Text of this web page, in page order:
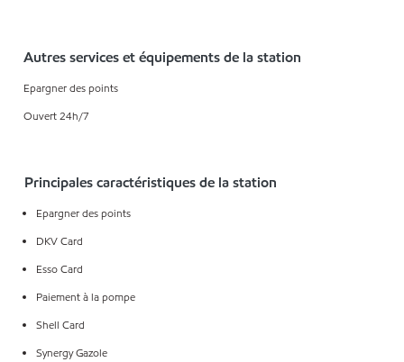
Autres services et équipements de la station
Epargner des points
Ouvert 24h/7
Principales caractéristiques de la station
Epargner des points
DKV Card
Esso Card
Paiement à la pompe
Shell Card
Synergy Gazole